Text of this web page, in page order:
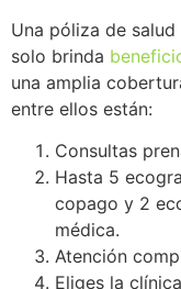
Una póliza de
solo brinda
una amplia
entre ellos están:
Consultas
Hasta 5
copago y 2
médica.
Atención
Eliges la